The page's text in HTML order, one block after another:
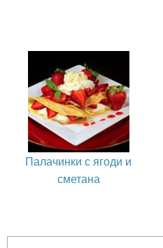
Палачинки с ягоди и
сметана